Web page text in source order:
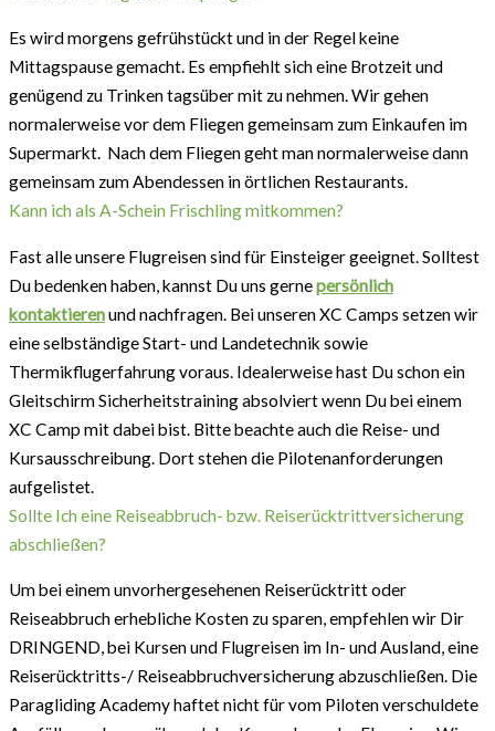
Es wird morgens gefrühstückt und in der Regel keine
Mittagspause gemacht. Es empfiehlt sich eine Brotzeit und
genügend zu Trinken tagsüber mit zu nehmen. Wir gehen
normalerweise vor dem Fliegen gemeinsam zum Einkaufen im
Supermarkt. Nach dem Fliegen geht man normalerweise dann
gemeinsam zum Abendessen in örtlichen Restaurants.
Kann ich als A-Schein Frischling mitkommen?
Fast alle unsere Flugreisen sind für Einsteiger geeignet. Solltest
Du bedenken haben, kannst Du uns gernepersönlich
kontaktierenund nachfragen. Bei unseren XC Camps setzen wir
eine selbständige Start- und Landetechnik sowie
Thermikflugerfahrung voraus. Idealerweise hast Du schon ein
Gleitschirm Sicherheitstraining absolviert wenn Du bei einem
XC Camp mit dabei bist. Bitte beachte auch die Reise- und
Kursausschreibung. Dort stehen die Pilotenanforderungen
aufgelistet.
Sollte Ich eine Reiseabbruch- bzw. Reiserücktrittversicherung
abschließen?
Um bei einem unvorhergesehenen Reiserücktritt oder
Reiseabbruch erhebliche Kosten zu sparen, empfehlen wir Dir
DRINGEND, bei Kursen und Flugreisen im In- und Ausland, eine
Reiserücktritts-/ Reiseabbruchversicherung abzuschließen. Die
Paragliding Academy haftet nicht für vom Piloten verschuldete